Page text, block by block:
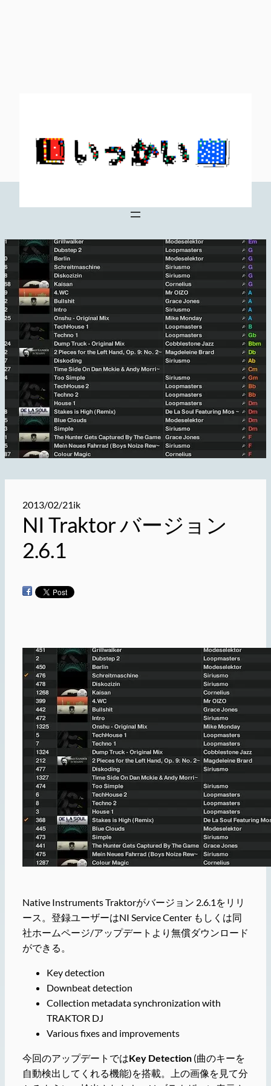
2013/02/21ik
NI Traktor バージョン
2.6.1
Native Instruments Traktorがバージョン 2.6.1をリリ
ース。登録ユーザーはNI Service Center もしくは同
社ホームページ/アップデートより無償ダウンロード
ができる。
Key detection
Downbeat detection
Collection metadata synchronization with
TRAKTOR DJ
Various fixes and improvements
今回のアップデートではKey Detection(曲のキーを
自動検出してくれる機能)を搭載。上の画像を見て分